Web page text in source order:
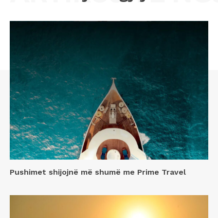
Pushimet shijojnë më shumë me Prime Travel